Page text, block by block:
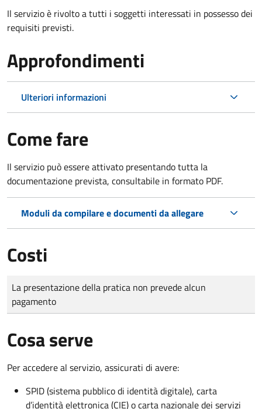
Il servizio è rivolto a tutti i soggetti interessati in possesso dei
requisiti previsti.
Approfondimenti
Ulteriori informazioni
Come fare
Il servizio può essere attivato presentando tutta la
documentazione prevista, consultabile in formato PDF.
Moduli da compilare e documenti da allegare
Costi
Tipo di pagamento
Importo
La presentazione della pratica non prevede alcun
pagamento
Cosa serve
Per accedere al servizio, assicurati di avere:
SPID (sistema pubblico di identità digitale), carta
d’identità elettronica (CIE) o carta nazionale dei servizi